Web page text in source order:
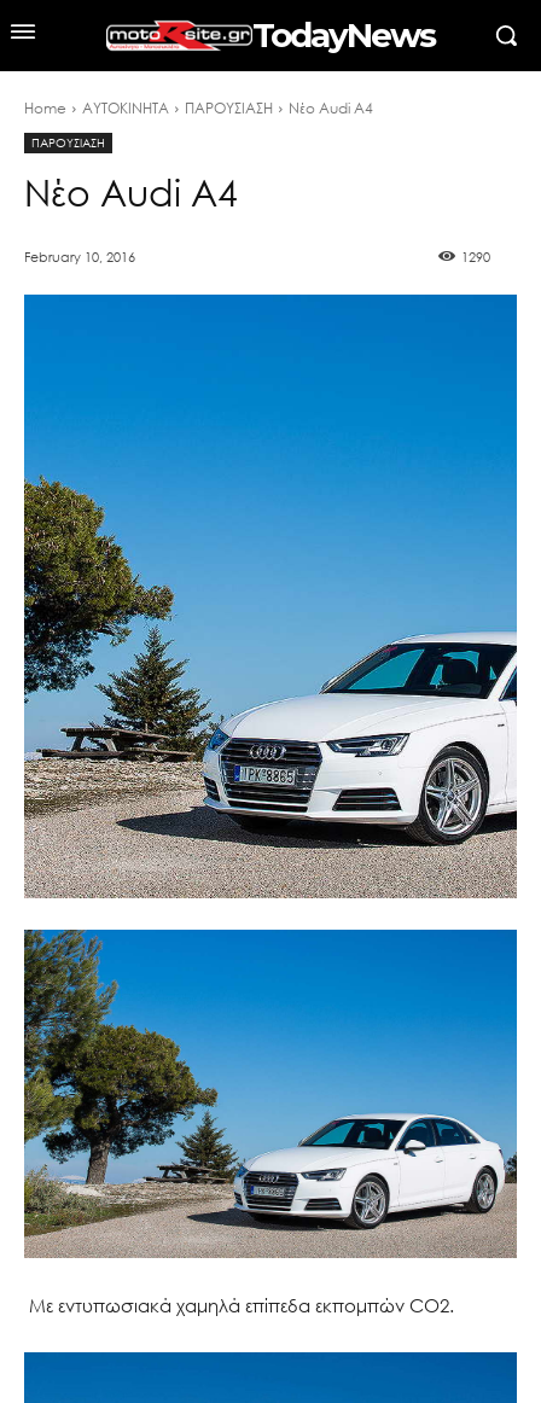
TodayNews
Home ΑΥΤΟΚΙΝΗΤΑ ΠΑΡΟΥΣΙΑΣΗ Νέο Audi A4
ΠΑΡΟΥΣΙΑΣΗ
Νέο Audi A4
February 10, 2016 1290
Με εντυπωσιακά χαμηλά επίπεδα εκπομπών CO2.